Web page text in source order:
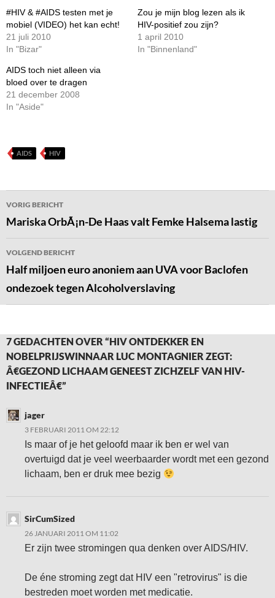
#HIV & #AIDS testen met je
mobiel (VIDEO) het kan echt!
21 juli 2010
In "Bizar"
Zou je mijn blog lezen als ik
HIV-positief zou zijn?
1 april 2010
In "Binnenland"
AIDS toch niet alleen via
bloed over te dragen
21 december 2008
In "Aside"
AIDS HIV
Bericht
navigatie
VORIG BERICHT
Mariska OrbÃ¡n-De Haas valt Femke Halsema lastig
VOLGEND BERICHT
Half miljoen euro anoniem aan UVA voor Baclofen
ondezoek tegen Alcoholverslaving
7 GEDACHTEN OVER “HIV ONTDEKKER EN
NOBELPRIJSWINNAAR LUC MONTAGNIER ZEGT:
Â€GEZOND LICHAAM GENEEST ZICHZELF VAN HIV-
INFECTIEÂ€”
jager
3 FEBRUARI 2011 OM 22:12
Is maar of je het geloofd maar ik ben er wel van
overtuigd dat je veel weerbaarder wordt met een gezond
lichaam, ben er druk mee bezig
SirCumSized
26 JANUARI 2011 OM 11:02
Er zijn twee stromingen qua denken over AIDS/HIV.
De éne stroming zegt dat HIV een "retrovirus" is die
bestreden moet worden met medicatie.